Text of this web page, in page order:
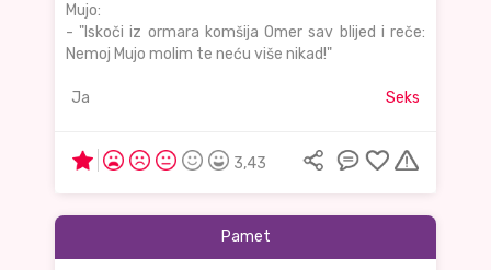
Mujo:
- "Iskoči iz ormara komšija Omer sav blijed i reče:
Nemoj Mujo molim te neću više nikad!"
Ja Seks
3,43
Pamet